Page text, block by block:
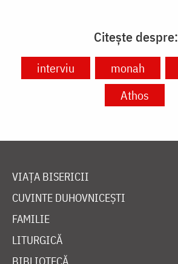
Citește despre:
interviu monah
Athos
VIAȚA BISERICII
CUVINTE DUHOVNICEȘTI
FAMILIE
LITURGICĂ